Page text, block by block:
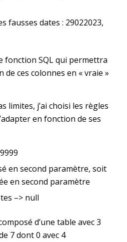
fausses dates : 29022023,
fonction SQL qui permettra
ces colonnes en « vraie »
limites, j’ai choisi les règles
en fonction de ses
en second paramètre, soit
en second paramètre
–> null
d’une table avec 3
7 dont 0 avec 4